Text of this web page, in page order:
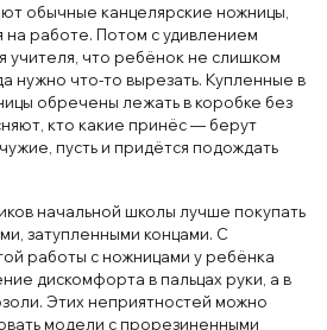
обычные канцелярские ножницы,
на работе. Потом с удивлением
учителя, что ребёнок не слишком
нужно что-то вырезать. Купленные в
обречены лежать в коробке без
кто какие принёс — берут
пусть и придётся подождать
начальной школы лучше покупать
затупленными концами. С
работы с ножницами у ребёнка
дискомфорта в пальцах руки, а в
Этих неприятностей можно
модели с прорезиненными